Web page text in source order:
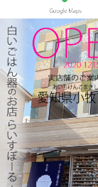
2023/12/15
≪新着商品≫ 波佐
ィーポット新入荷
2023/12/1
≪おすすめ≫ 寒～
楽焼スープカップ